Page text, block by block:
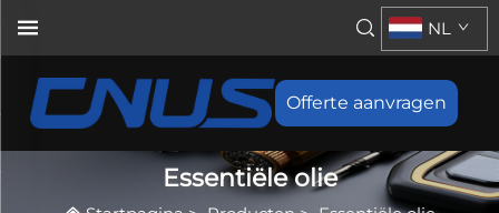
Offerte aanvragen
NL
Essentiële olie